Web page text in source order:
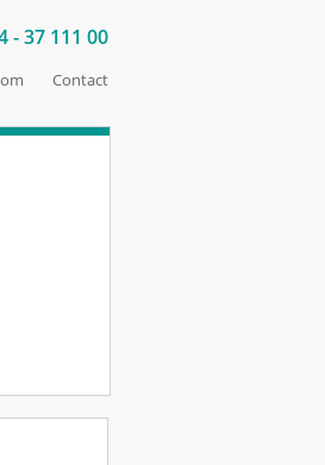
- 37 111 00
Contact